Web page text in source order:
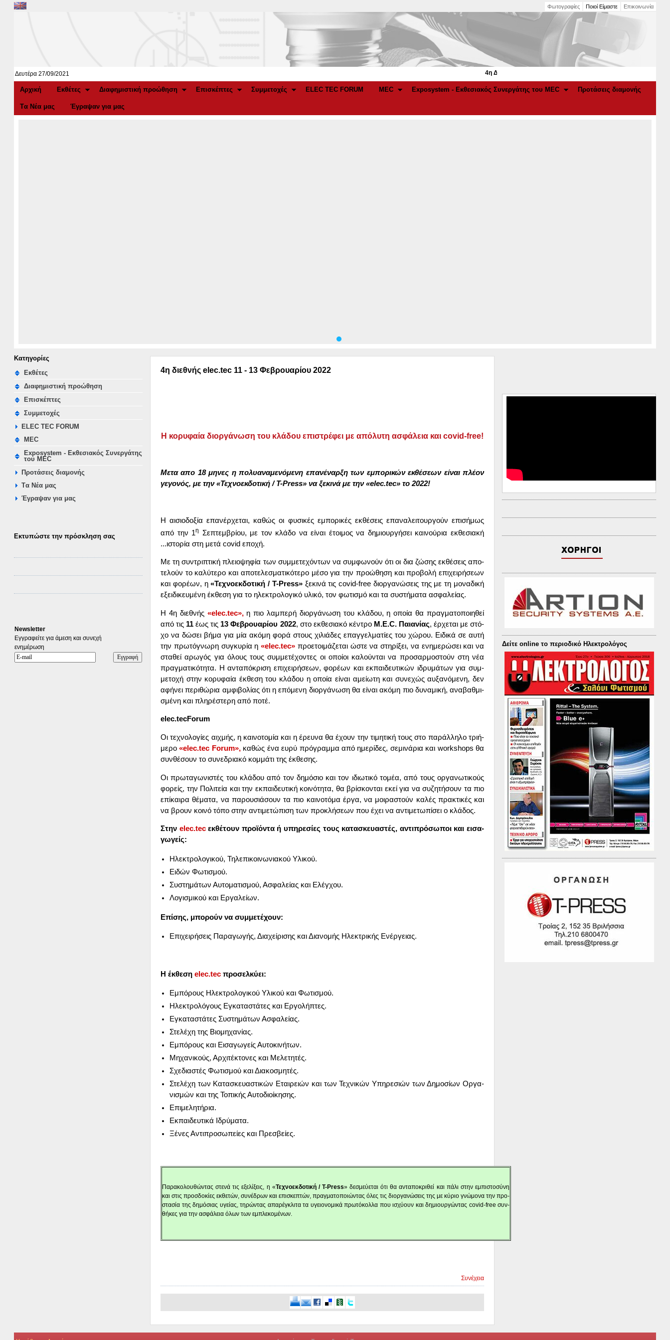
Φωτογραφίες Ποιοί Είμαστε Επικοινωνία
Δευτέρα 27/09/2021 4η Διεθνής Έκθεση Elec.Tec 2022 στο Μ.Ε.C. Παιανία | 11-13
Αρχική Εκθέτες Διαφημιστική προώθηση Επισκέπτες Συμμετοχές ELEC TEC FORUM MEC Exposystem - Εκθεσιακός Συνεργάτης του MEC Προτάσεις διαμονής
Tα Νέα μας Έγραψαν για μας
Κατηγορίες
Εκθέτες
Διαφημιστική προώθηση
Επισκέπτες
Συμμετοχές
ELEC TEC FORUM
MEC
Exposystem - Εκθεσιακός Συνεργάτης
του MEC
Προτάσεις διαμονής
Tα Νέα μας
Έγραψαν για μας
Εκτυπώστε την πρόσκληση σας
Newsletter
Εγγραφείτε για άμεση και συνεχή
ενημέρωση
4η διεθνής elec.tec 11 - 13 Φεβρουαρίου 2022
Η κο­ρυ­φαία διορ­γά­νω­ση του κλά­δου επι­στρέ­φει με από­λυ­τη ασφά­λεια και covid-free!
Με­τα απο 18 μη­νες η πο­λυα­να­με­νό­με­νη επα­νέ­ναρ­ξη των εμπο­ρι­κών εκ­θέ­σε­ων εί­ναι πλέ­ον
γε­γο­νός, με την «Τε­χνο­εκ­δο­τι­κή / T-Press» να ξε­κι­νά με την «elec.tec» το 2022!
Η αι­σιο­δο­ξία επα­νέρ­χε­ται, κα­θώς οι φυ­σι­κές εμπο­ρι­κές εκ­θέ­σεις επα­να­λει­τουρ­γούν επι­σή­μως
από την 1η
Σε­πτεμ­βρί­ου, με τον κλά­δο να εί­ναι έτοι­μος να δη­μιουρ­γή­σει και­νού­ρια εκ­θε­σια­κή
...ιστο­ρία στη με­τά covid επο­χή.
Με τη συ­ντρι­πτι­κή πλειο­ψη­φία των συμ­με­τε­χό­ντων να συμ­φω­νούν ότι οι δια ζώ­σης εκ­θέ­σεις απο­
τε­λούν το κα­λύ­τε­ρο και απο­τε­λε­σμα­τι­κό­τε­ρο μέ­σο για την προ­ώ­θη­ση και προ­βο­λή επι­χει­ρή­σε­ων
και φο­ρέ­ων, η«Τε­χνο­εκ­δο­τι­κή / T-Press»ξε­κι­νά τις covid-free διορ­γα­νώ­σεις της με τη μο­να­δι­κή
εξει­δι­κευ­μέ­νη έκ­θε­ση για το ηλε­κτρο­λο­γι­κό υλι­κό, τον φω­τι­σμό και τα συ­στή­μα­τα ασφα­λεί­ας.
Η 4η διε­θνής «elec.tec», η πιο λα­μπε­ρή διορ­γά­νω­ση του κλά­δου, η οποία θα πραγ­μα­το­ποι­η­θεί
από τις 11 έως τις 13 Φε­βρουα­ρί­ου 2022, στο εκ­θε­σια­κό κέ­ντρο M .E.C. Παια­νί­ας, έρ­χε­ται με στό­
χο να δώ­σει βή­μα για μία ακό­μη φο­ρά στους χι­λιά­δες επαγ­γελ­μα­τί­ες του χώ­ρου. Ει­δι­κά σε αυ­τή
την πρω­τό­γνω­ρη συ­γκυ­ρία η «elec.tec» προ­ε­τοι­μά­ζε­ται ώστε να στη­ρί­ξει, να ενη­με­ρώ­σει και να
στα­θεί αρω­γός για όλους τους συμ­με­τέ­χο­ντες οι οποί­οι κα­λού­νται να προ­σαρ­μο­στούν στη νέα
πραγ­μα­τι­κό­τη­τα. Η αντα­πό­κρι­ση επι­χει­ρή­σε­ων, φο­ρέ­ων και εκ­παι­δευ­τι­κών ιδρυ­μά­των για συμ­
με­το­χή στην κο­ρυ­φαία έκ­θε­ση του κλά­δου η οποία εί­ναι αμεί­ω­τη και συ­νε­χώς αυ­ξα­νό­με­νη, δεν
αφή­νει πε­ρι­θώ­ρια αμ­φι­βο­λί­ας ότι η επό­με­νη διορ­γά­νω­ση θα εί­ναι ακό­μη πιο δυ­να­μι­κή, ανα­βαθ­μι­
σμέ­νη και πλη­ρέ­στε­ρη από πο­τέ.
elec.tecForum
Οι τε­χνο­λο­γί­ες αιχ­μής, η και­νο­το­μία και η έρευ­να θα έχουν την τι­μη­τι­κή τους στο πα­ράλ­λη­λο τρι­ή­
με­ρο«elec.tec Forum»,κα­θώς ένα ευ­ρύ πρό­γραμ­μα από ημε­ρί­δες, σε­μι­νά­ρια και workshops θα
συν­θέ­σουν το συ­νε­δρια­κό κομ­μά­τι της έκ­θε­σης.
Οι πρω­τα­γω­νι­στές του κλά­δου από τον δη­μό­σιο και τον ιδιω­τι­κό το­μέα, από τους ορ­γα­νω­τι­κούς
φο­ρείς, την Πο­λι­τεία και την εκ­παι­δευ­τι­κή κοι­νό­τη­τα, θα βρί­σκο­νται εκεί για να συ­ζη­τή­σουν τα πιο
επί­και­ρα θέ­μα­τα, να πα­ρου­σιά­σουν τα πιο και­νο­τό­μα έρ­γα, να μοι­ρα­στούν κα­λές πρα­κτι­κές και
να βρουν κοι­νό τό­πο στην αντι­με­τώ­πι­ση των προ­κλή­σε­ων που έχει να αντι­με­τω­πί­σει ο κλά­δος.
Στην elec.tec εκ­θέ­τουν προ­ϊ­ό­ντα ή υπη­ρε­σί­ες τους κα­τα­σκευα­στές, αντι­πρό­σω­ποι και ει­σα­
γω­γείς:
Ηλε­κτρο­λο­γι­κού, Τη­λε­πι­κοι­νω­νια­κού Υλι­κού.
Ει­δών Φω­τι­σμού.
Συ­στη­μά­των Αυ­το­μα­τι­σμού, Ασφα­λεί­ας και Ελέγ­χου.
Λο­γι­σμι­κού και Ερ­γα­λεί­ων.
Επί­σης, μπο­ρούν να συμ­με­τέ­χουν:
Επι­χει­ρή­σεις Πα­ρα­γω­γής, Δια­χεί­ρι­σης και Δια­νο­μής Ηλε­κτρι­κής Ενέρ­γειας.
Η έκ­θε­ση elec.tec προ­σελ­κύ­ει:
Εμπό­ρους Ηλε­κτρο­λο­γι­κού Υλι­κού και Φω­τι­σμού.
Ηλε­κτρο­λό­γους Εγκα­τα­στά­τες και Ερ­γο­λή­πτες.
Εγκα­τα­στά­τες Συ­στη­μά­των Ασφα­λεί­ας.
Στε­λέ­χη της Βιο­μη­χα­νί­ας.
Εμπό­ρους και Ει­σα­γω­γείς Αυ­το­κι­νή­των.
Μη­χα­νι­κούς, Αρ­χι­τέ­κτο­νες και Με­λε­τη­τές.
Σχε­δια­στές Φω­τι­σμού και Δια­κο­σμη­τές.
Στε­λέ­χη των Κα­τα­σκευα­στι­κών Εται­ρειών και των Τε­χνι­κών Υπη­ρε­σιών των Δη­μο­σί­ων Ορ­γα­
νι­σμών και της Το­πι­κής Αυ­το­διοί­κη­σης.
Επι­με­λη­τή­ρια.
Εκ­παι­δευ­τι­κά Ιδρύ­μα­τα.
Ξέ­νες Αντι­προ­σω­πεί­ες και Πρε­σβεί­ες.
Πα­ρα­κο­λου­θώ­ντας στε­νά τις εξε­λί­ξεις, η «Τε­χνο­εκ­δο­τι­κή / T-Press» δε­σμεύ­ε­ται ότι θα αντα­πο­κρι­θεί και πά­λι στην εμπι­στο­σύ­νη
και στις προσ­δο­κί­ες εκ­θε­τών, συ­νέ­δρων και επι­σκε­πτών, πραγ­μα­το­ποιώ­ντας όλες τις διορ­γα­νώ­σεις της με κύ­ριο γνώ­μο­να την προ­
στα­σία της δη­μό­σιας υγεί­ας, τη­ρώ­ντας απα­ρέ­γκλι­τα τα υγειο­νο­μι­κά πρω­τό­κολ­λα που ισχύ­ουν και δη­μιουρ­γώ­ντας covid-free συν­
θή­κες για την ασφά­λεια όλων των εμπλε­κο­μέ­νων.
Συνέχεια
Δείτε online το περιοδικό Ηλεκτρολόγος